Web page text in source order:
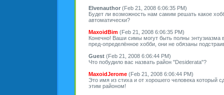
Elvenauthor (Feb 21, 2008 6:06:35 PM)
Будет ли возможность нам самим решать какое
автоматически?
MaxoidBim (Feb 21, 2008 6:06:35 PM)
Конечно! Ваши симы могут быть полны энтузиазма
пред-определённое хобби, они не обязаны
Guest (Feb 21, 2008 6:06:44 PM)
Что побудило вас назвать район "Desiderata"?
MaxoidJerome (Feb 21, 2008 6:06:44 PM)
Это имя из стиха и от хорошего человека который
этим районом!